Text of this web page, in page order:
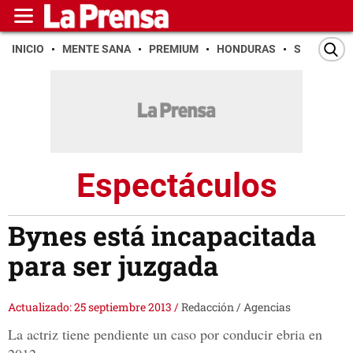
INICIO MENTE SANA PREMIUM HONDURAS SAN PEDRO
Espectáculos
Bynes está incapacitada
para ser juzgada
Actualizado: 25 septiembre 2013 /Redacción / Agencias
La actriz tiene pendiente un caso por conducir ebria en